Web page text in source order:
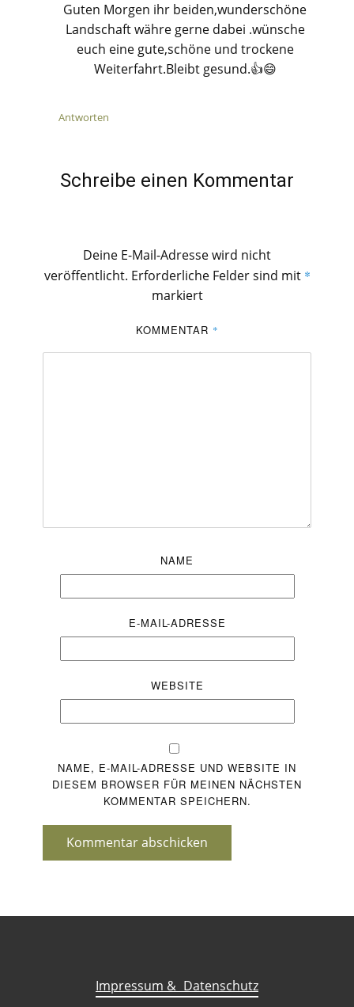
Guten Morgen ihr beiden,wunderschöne
Landschaft währe gerne dabei .wünsche
euch eine gute,schöne und trockene
Weiterfahrt.Bleibt gesund.👍😄
Antworten
Schreibe einen Kommentar
Deine E-Mail-Adresse wird nicht
veröffentlicht. Erforderliche Felder sind mit *
markiert
KOMMENTAR *
NAME
E-MAIL-ADRESSE
WEBSITE
NAME, E-MAIL-ADRESSE UND WEBSITE IN
DIESEM BROWSER FÜR MEINEN NÄCHSTEN
KOMMENTAR SPEICHERN.
Kommentar abschicken
Impressum & Datenschutz